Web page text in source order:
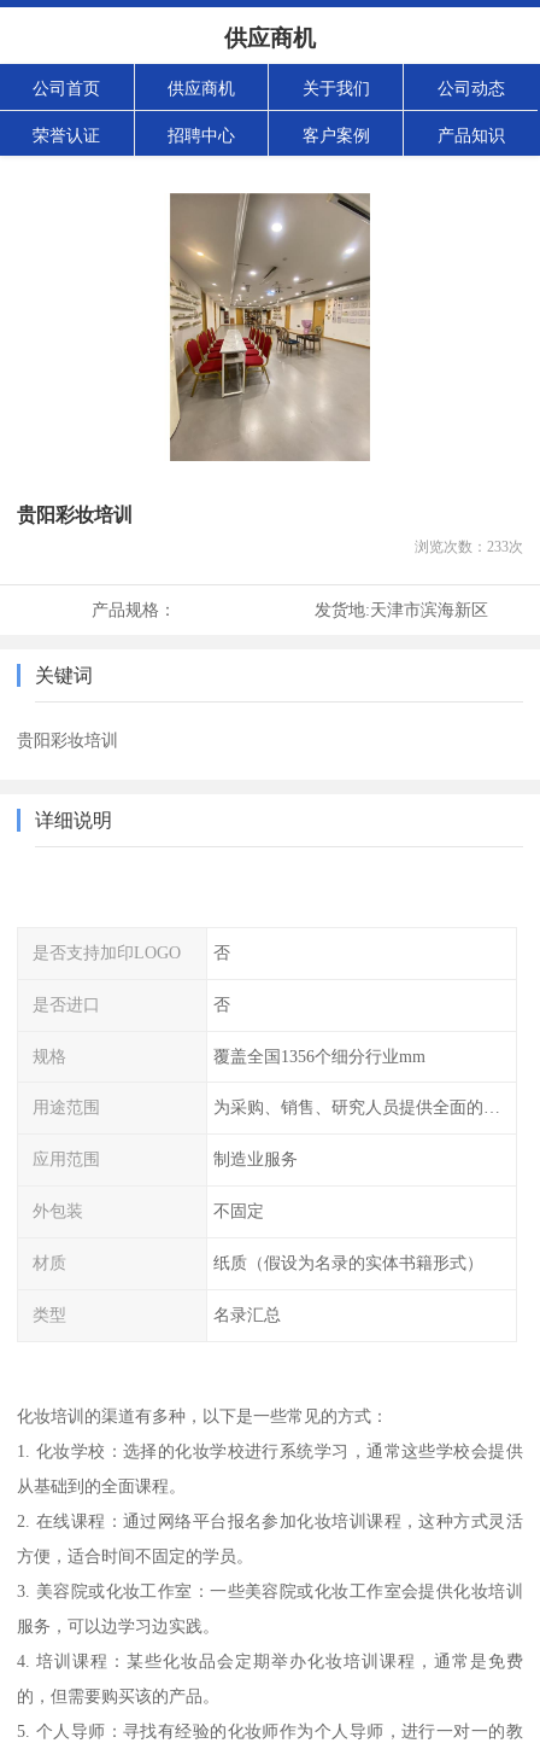
供应商机
公司首页 供应商机 关于我们 公司动态
荣誉认证 招聘中心 客户案例 产品知识
贵阳彩妆培训
浏览次数： 233次
产品规格： 发货地:天津市滨海新区
关键词
贵阳彩妆培训
详细说明
是否支持加印LOGO 否
是否进口 否
规格 覆盖全国1356个细分行业mm
用途范围 为采购、销售、研究人员提供全面的工厂信息
应用范围 制造业服务
外包装 不固定
材质 纸质（假设为名录的实体书籍形式）
类型 名录汇总
化妆培训的渠道有多种，以下是一些常见的方式：
1. 化妆学校：选择的化妆学校进行系统学习，通常这些学校会提供
从基础到的全面课程。
2. 在线课程：通过网络平台报名参加化妆培训课程，这种方式灵活
方便，适合时间不固定的学员。
3. 美容院或化妆工作室：一些美容院或化妆工作室会提供化妆培训
服务，可以边学习边实践。
4. 培训课程：某些化妆品会定期举办化妆培训课程，通常是免费
的，但需要购买该的产品。
5. 个人导师：寻找有经验的化妆师作为个人导师，进行一对一的教